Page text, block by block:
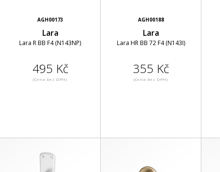
AGH00173
Lara
Lara R BB F4 (N143NP)
495 Kč
(Cena bez DPH)
AGH00188
Lara
Lara HR BB 72 F4 (N143I)
355 Kč
(Cena bez DPH)